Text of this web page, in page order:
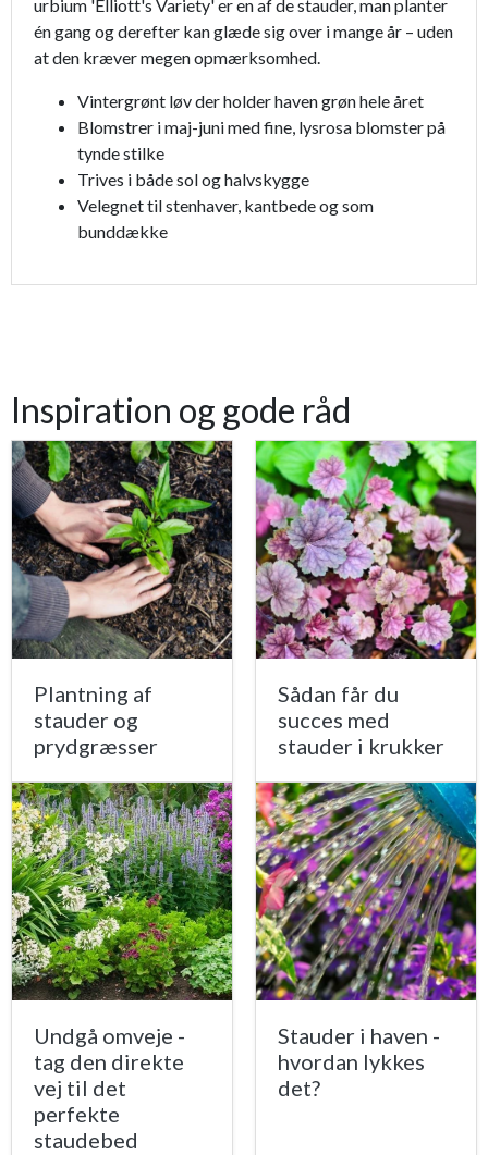
urbium 'Elliott's Variety' er en af de stauder, man planter
én gang og derefter kan glæde sig over i mange år – uden
at den kræver megen opmærksomhed.
Vintergrønt løv der holder haven grøn hele året
Blomstrer i maj-juni med fine, lysrosa blomster på
tynde stilke
Trives i både sol og halvskygge
Velegnet til stenhaver, kantbede og som
bunddække
Inspiration og gode råd
Plantning af
stauder og
prydgræsser
Sådan får du
succes med
stauder i krukker
Undgå omveje -
tag den direkte
vej til det
perfekte
staudebed
Stauder i haven -
hvordan lykkes
det?